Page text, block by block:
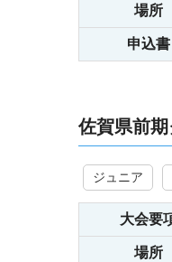
場所
申込書
佐賀県前
ジュニア
大会要
場所